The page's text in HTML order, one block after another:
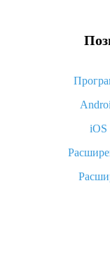
Что значит
Что делать, если
Как узнать,
Вы отменили
Что такое
«AliExpress
Как
Что делать,
iOS